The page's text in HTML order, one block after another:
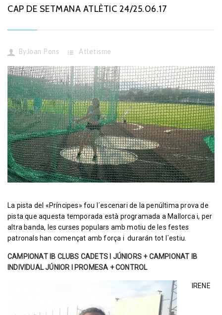
CAP DE SETMANA ATLÈTIC 24/25.06.17
ByJoan Pons Atletisme
La pista del «Príncipes» fou l´escenari de la penúltima prova de
pista que aquesta temporada està programada a Mallorca i, per
altra banda, les curses populars amb motiu de les festes
patronals han començat amb força i durarán tot l´estiu.
CAMPIONAT IB CLUBS CADETS I JÚNIORS + CAMPIONAT IB
INDIVIDUAL JÚNIOR I PROMESA + CONTROL
IRENE